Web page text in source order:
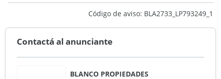
Código de aviso: BLA2733_LP793249_1
Contactá al anunciante
BLANCO PROPIEDADES